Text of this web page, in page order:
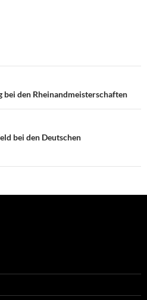
den Rheinandmeisterschaften
bei den Deutschen